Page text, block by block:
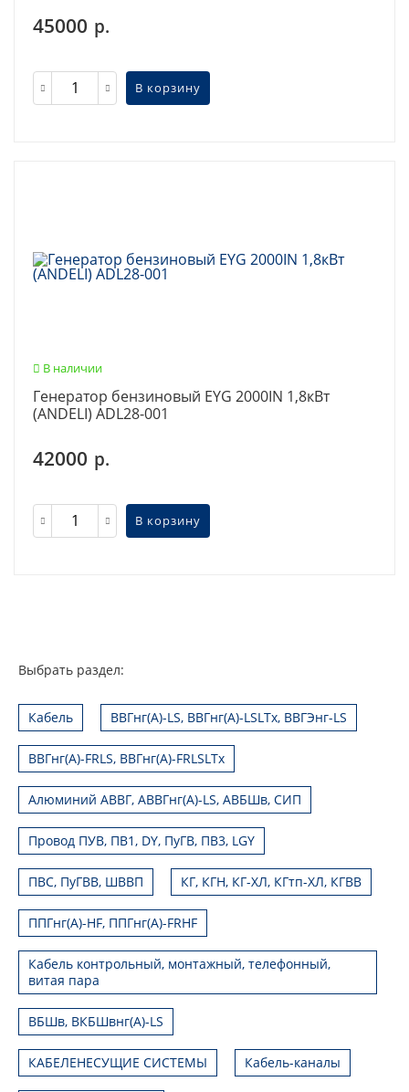
45000 р.
В корзину
В наличии
Генератор бензиновый EYG 2000IN 1,8кВт
(ANDELI) ADL28-001
42000 р.
В корзину
Выбрать раздел:
Кабель ВВГнг(А)-LS, ВВГнг(А)-LSLTx, ВВГЭнг-LS
ВВГнг(А)-FRLS, ВВГнг(А)-FRLSLTx
Алюминий АВВГ, АВВГнг(А)-LS, АВБШв, СИП
Провод ПУВ, ПВ1, DY, ПуГВ, ПВ3, LGY
ПВС, ПуГВВ, ШВВП КГ, КГН, КГ-ХЛ, КГтп-ХЛ, КГВВ
ППГнг(А)-HF, ППГнг(А)-FRHF
Кабель контрольный, монтажный, телефонный,
витая пара
ВБШв, ВКБШвнг(А)-LS
КАБЕЛЕНЕСУЩИЕ СИСТЕМЫ Кабель-каналы